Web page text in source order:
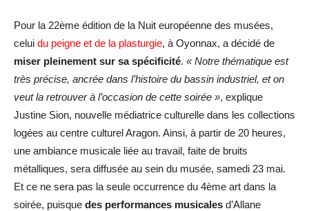
Pour la 22ème édition de la Nuit européenne des musées,
celui du peigne et de la plasturgie, à Oyonnax, a décidé de
miser pleinement sur sa spécificité. « Notre thématique est
très précise, ancrée dans l’histoire du bassin industriel, et on
veut la retrouver à l’occasion de cette soirée », explique
Justine Sion, nouvelle médiatrice culturelle dans les collections
logées au centre culturel Aragon. Ainsi, à partir de 20 heures,
une ambiance musicale liée au travail, faite de bruits
métalliques, sera diffusée au sein du musée, samedi 23 mai.
Et ce ne sera pas la seule occurrence du 4ème art dans la
soirée, puisque des performances musicales d’Allane